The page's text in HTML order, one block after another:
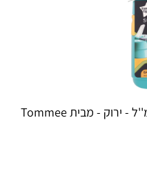
כוס ספורט מגיל 18 חודשים 500 מ''ל - ירוק - מבית Tommee